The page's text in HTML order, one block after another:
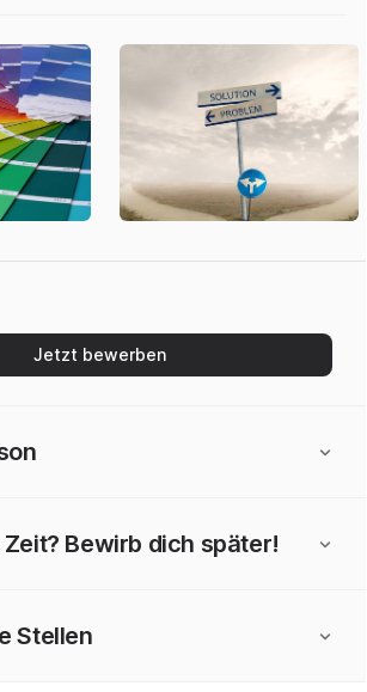
Jetzt bewerben
Bewirb dich später!
Stellen